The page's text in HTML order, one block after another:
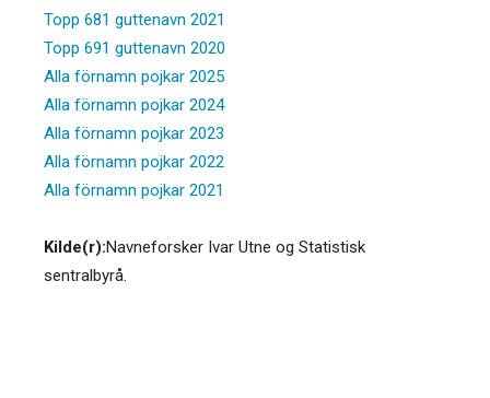
Topp 681 guttenavn 2021
Topp 691 guttenavn 2020
Alla förnamn pojkar 2025
Alla förnamn pojkar 2024
Alla förnamn pojkar 2023
Alla förnamn pojkar 2022
Alla förnamn pojkar 2021
Kilde(r):Navneforsker Ivar Utne og Statistisk
sentralbyrå.